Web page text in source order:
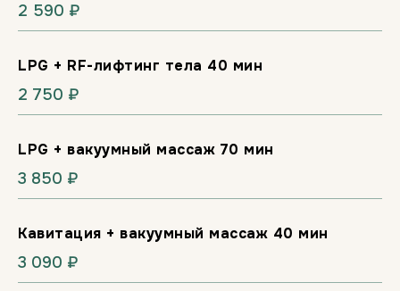
2 590 ₽
LPG + RF-лифтинг тела 40 мин
2 750 ₽
LPG + вакуумный массаж 70 мин
3 850 ₽
Кавитация + вакуумный массаж 40 мин
3 090 ₽